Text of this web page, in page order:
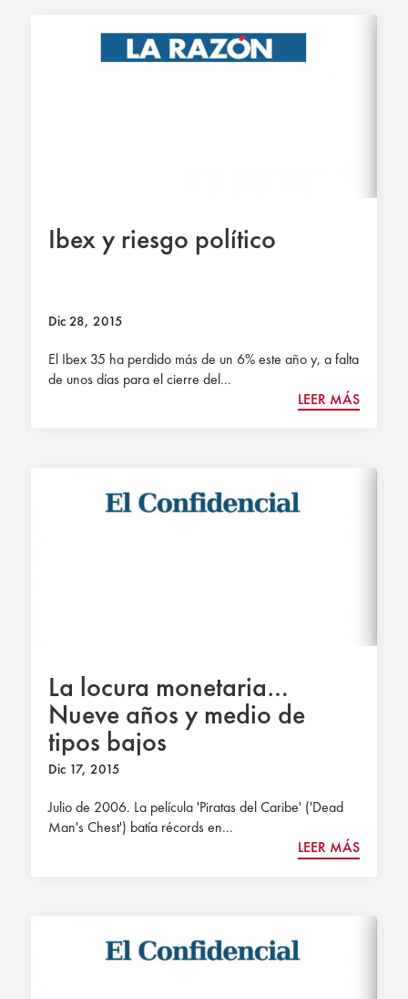
Ibex y riesgo político
Dic 28, 2015
El Ibex 35 ha perdido más de un 6% este año y, a falta
de unos días para el cierre del...
LEER MÁS
La locura monetaria…
Nueve años y medio de
tipos bajos
Dic 17, 2015
Julio de 2006. La película 'Piratas del Caribe' ('Dead
Man's Chest') batía récords en...
LEER MÁS